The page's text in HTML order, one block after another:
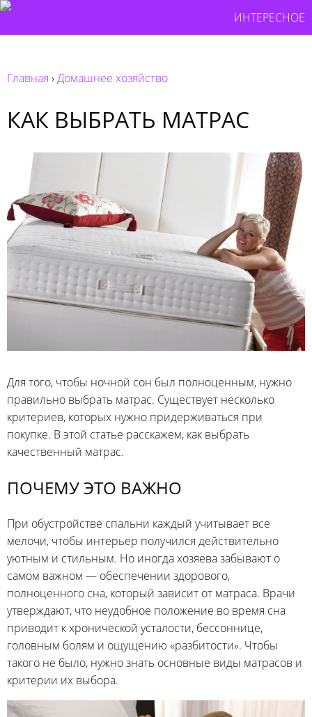
ИНТЕРЕСНОЕ
Главная ›Домашнее хозяйство
КАК ВЫБРАТЬ МАТРАС
Для того, чтобы ночной сон был полноценным, нужно
правильно выбрать матрас. Существует несколько
критериев, которых нужно придерживаться при
покупке. В этой статье расскажем, как выбрать
качественный матрас.
ПОЧЕМУ ЭТО ВАЖНО
При обустройстве спальни каждый учитывает все
мелочи, чтобы интерьер получился действительно
уютным и стильным. Но иногда хозяева забывают о
самом важном — обеспечении здорового,
полноценного сна, который зависит от матраса. Врачи
утверждают, что неудобное положение во время сна
приводит к хронической усталости, бессоннице,
головным болям и ощущению «разбитости». Чтобы
такого не было, нужно знать основные виды матрасов и
критерии их выбора.